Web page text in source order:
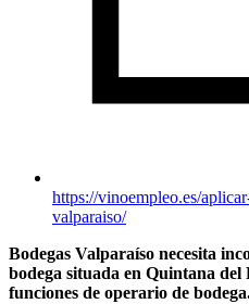
https://vinoempleo.es/
valparaiso/
Bodegas Valparaíso necesita
bodega situada en Quintana
funciones de operario de